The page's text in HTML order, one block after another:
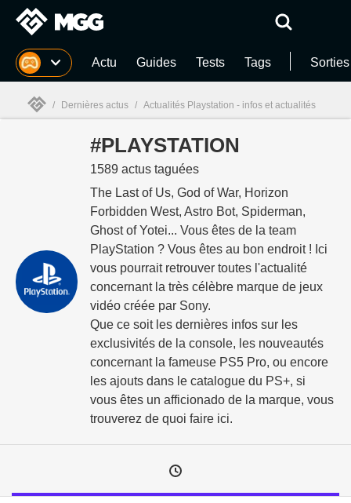
MGG Actu Guides Tests Tags
/ Dernières actus / Actualités Playstation - infos et actualités
#PLAYSTATION
1589 actus taguées
The Last of Us, God of War, Horizon
Forbidden West, Astro Bot, Spiderman,
Ghost of Yotei... Vous êtes de la team
PlayStation ? Vous êtes au bon endroit ! Ici
vous pourrait retrouver toutes l'actualité
concernant la très célèbre marque de jeux
vidéo créée par Sony.
Que ce soit les dernières infos sur les
exclusivités de la console, les nouveautés
concernant la fameuse PS5 Pro, ou encore
les ajouts dans le catalogue du PS+, si
vous êtes un afficionado de la marque, vous
trouverez de quoi faire ici.